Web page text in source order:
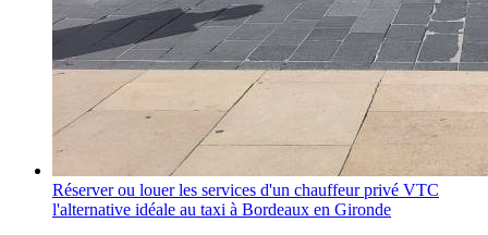
Réserver ou louer les services d'un chauffeur privé VTC
l'alternative idéale au taxi à Bordeaux en Gironde